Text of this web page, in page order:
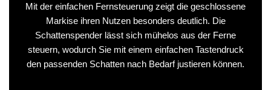
Mit der einfachen Fernsteuerung zeigt die geschlossene
Markise ihren Nutzen besonders deutlich. Die
Schattenspender lässt sich mühelos aus der Ferne
steuern, wodurch Sie mit einem einfachen Tastendruck
den passenden Schatten nach Bedarf justieren können.